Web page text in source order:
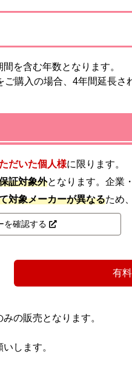
を含む年数となります。
ご購入の場合、4年間延長
だいた個人様に限ります。
証対象外となります。企業
対象メーカーが異なるため
を確認する
有
の販売となります。
します。